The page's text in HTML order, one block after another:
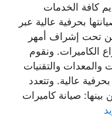
كافة الخدمات
بحرفية عالية عبر
تحت إشراف أمهر
الكاميرات. ونقوم
والمعدات والتقنيات
عالية. وتتعدد
صيانة كاميرات